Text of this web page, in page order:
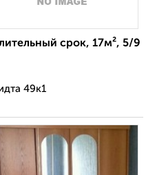
срок, 17м², 5/9
49к1